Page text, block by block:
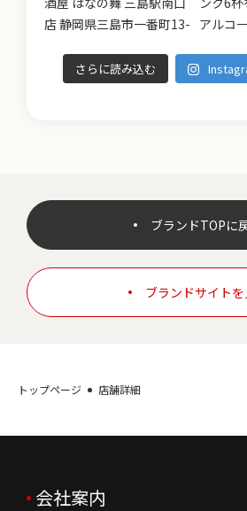
さらに読み込む
ブランドTOPに
ブランドサイトを
トップページ 店舗詳細
会社案内